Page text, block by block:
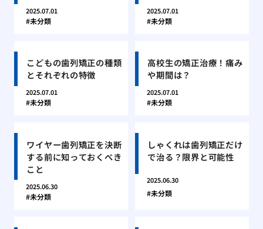
2025.07.01
未分類
2025.07.01
未分類
こどもの歯列矯正の種類
とそれぞれの特徴
2025.07.01
未分類
高校生の矯正治療！痛み
や期間は？
2025.07.01
未分類
ワイヤー歯列矯正を決断
する前に知っておくべき
こと
2025.06.30
未分類
しゃくれは歯列矯正だけ
で治る？限界と可能性
2025.06.30
未分類